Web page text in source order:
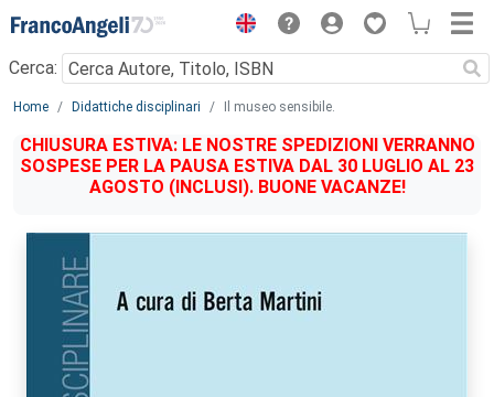
Menu
Cerca:
Main content
Home Didattiche disciplinari Il museo sensibile.
CHIUSURA ESTIVA: LE NOSTRE SPEDIZIONI VERRANNO
SOSPESE PER LA PAUSA ESTIVA DAL 30 LUGLIO AL 23
AGOSTO (INCLUSI). BUONE VACANZE!